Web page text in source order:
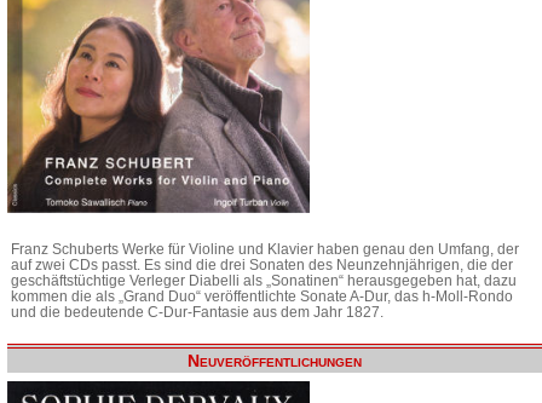
Franz Schuberts Werke für Violine und Klavier haben genau den Umfang, der
auf zwei CDs passt. Es sind die drei Sonaten des Neunzehnjährigen, die der
geschäftstüchtige Verleger Diabelli als „Sonatinen“ herausgegeben hat, dazu
kommen die als „Grand Duo“ veröffentlichte Sonate A-Dur, das h-Moll-Rondo
und die bedeutende C-Dur-Fantasie aus dem Jahr 1827.
Neuveröffentlichungen